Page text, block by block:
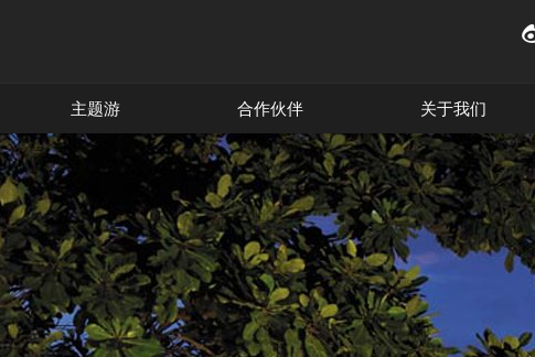
主题游 合作伙伴 关于我们